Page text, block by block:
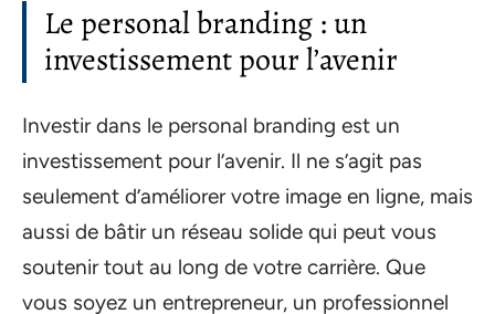
Le personal branding : un
investissement pour l’avenir
Investir dans le personal branding est un
investissement pour l’avenir. Il ne s’agit pas
seulement d’améliorer votre image en ligne, mais
aussi de bâtir un réseau solide qui peut vous
soutenir tout au long de votre carrière. Que
vous soyez un entrepreneur, un professionnel